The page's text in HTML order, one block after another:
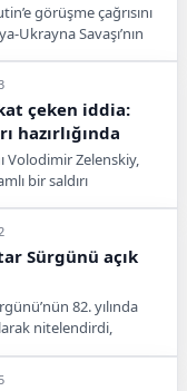
görüşme çağrısını
Ukrayna Savaşı’nın
çeken iddia:
hazırlığında
Volodimir Zelenskiy,
bir saldırı
içinde
Sürgünü açık
82. yılında
nitelendirdi,